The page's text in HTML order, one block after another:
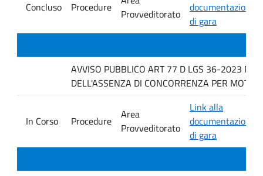
Concluso Procedure
Provveditorato
documentazione
di gara
AVVISO PUBBLICO ART 77 D LGS 36-2023 PER
DELL'ASSENZA DI CONCORRENZA PER MOTIVI
In Corso Procedure
Area
Provveditorato
Link alla
documentazione
di gara